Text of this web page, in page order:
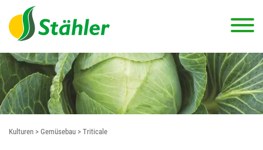
Kulturen > Gemüsebau > Triticale